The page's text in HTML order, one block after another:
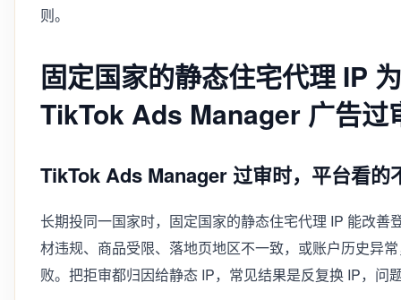
则。
固定国家的静态住宅代理 IP
TikTok Ads Manager 广告过
TikTok Ads Manager 过审时，平台看的
长期投同一国家时，固定国家的静态住宅代理 IP 能改善
材违规、商品受限、落地页地区不一致，或账户历史异
败。把拒审都归因给静态 IP，常见结果是反复换 IP，问